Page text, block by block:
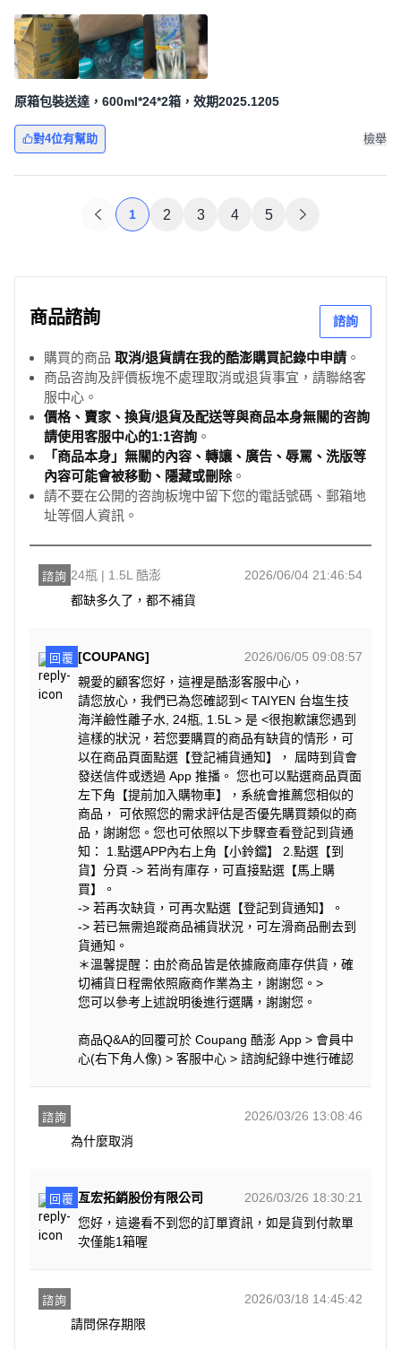
原箱包裝送達，600ml*24*2箱，效期2025.1205
對4位有幫助 檢舉
1 2 3 4 5
商品諮詢 諮詢
購買的商品 取消/退貨請在我的酷澎購買記錄中申請 。
商品咨詢及評價板塊不處理取消或退貨事宜，請聯絡客
服中心。
價格、賣家、換貨/退貨及配送等與商品本身無關的咨詢
請使用客服中心的1:1咨詢 。
「商品本身」無關的內容、轉讓、廣告、辱罵、洗版等
內容可能會被移動、隱藏或刪除。
請不要在公開的咨詢板塊中留下您的電話號碼、郵箱地
址等個人資訊。
諮詢 24瓶 | 1.5L 酷澎
2026/06/04 21:46:54
都缺多久了，都不補貨
回覆 [COUPANG]
2026/06/05 09:08:57
親愛的顧客您好，這裡是酷澎客服中心，
請您放心，我們已為您確認到< TAIYEN 台塩生技
海洋鹼性離子水, 24瓶, 1.5L > 是 <很抱歉讓您遇到
這樣的狀況，若您要購買的商品有缺貨的情形，可
以在商品頁面點選【登記補貨通知】， 屆時到貨會
發送信件或透過 App 推播。 您也可以點選商品頁面
左下角【提前加入購物車】，系統會推薦您相似的
商品， 可依照您的需求評估是否優先購買類似的商
品，謝謝您。您也可依照以下步驟查看登記到貨通
知： 1.點選APP內右上角【小鈴鐺】 2.點選【到
貨】分頁 -> 若尚有庫存，可直接點選【馬上購
買】。
-> 若再次缺貨，可再次點選【登記到貨通知】。
-> 若已無需追蹤商品補貨狀況，可左滑商品刪去到
貨通知。
＊溫馨提醒：由於商品皆是依據廠商庫存供貨，確
切補貨日程需依照廠商作業為主，謝謝您。>
您可以參考上述說明後進行選購，謝謝您。
商品Q&A的回覆可於 Coupang 酷澎 App > 會員中
心(右下角人像) > 客服中心 > 諮詢紀錄中進行確認
諮詢
2026/03/26 13:08:46
為什麼取消
回覆 亙宏拓銷股份有限公司
2026/03/26 18:30:21
您好，這邊看不到您的訂單資訊，如是貨到付款單
次僅能1箱喔
諮詢
2026/03/18 14:45:42
請問保存期限